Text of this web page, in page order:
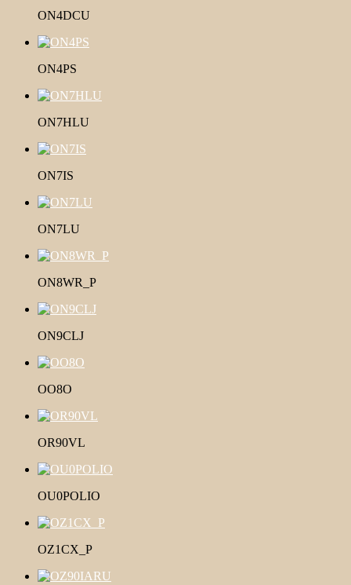
ON4DCU
ON4PS
ON7HLU
ON7IS
ON7LU
ON8WR_P
ON9CLJ
OO8O
OR90VL
OU0POLIO
OZ1CX_P